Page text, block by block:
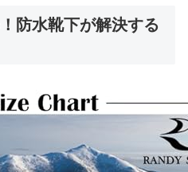
防水靴下が解決する